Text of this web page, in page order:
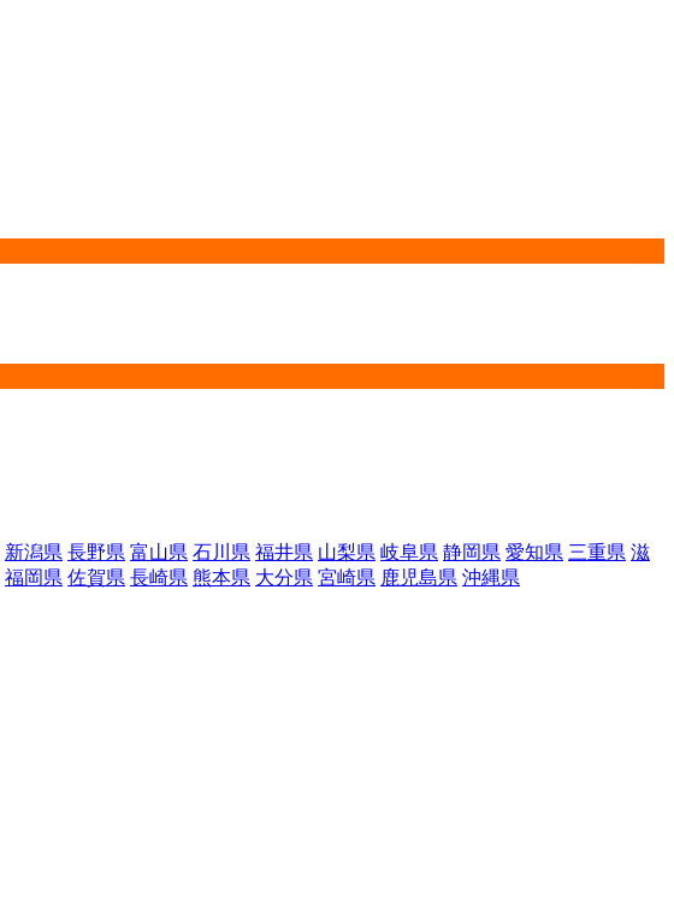
新潟県 長野県 富山県 石川県 福井県 山梨県 岐阜県 静岡県 愛知県 三重県 滋
福岡県 佐賀県 長崎県 熊本県 大分県 宮崎県 鹿児島県 沖縄県